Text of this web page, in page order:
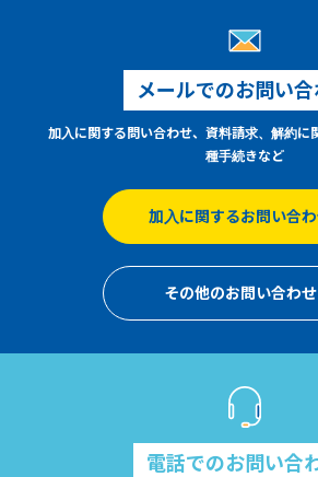
メールでのお問い合
加入に関する問い合わせ、資料請求、解約に
種手続きなど
加入に関するお問い合
その他のお問い合わせ
電話でのお問い合